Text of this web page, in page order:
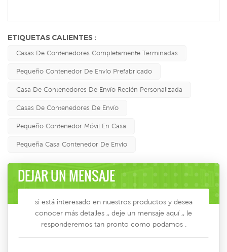
ETIQUETAS CALIENTES :
Casas De Contenedores Completamente Terminadas
Pequeño Contenedor De Envío Prefabricado
Casa De Contenedores De Envío Recién Personalizada
Casas De Contenedores De Envío
Pequeño Contenedor Móvil En Casa
Pequeña Casa Contenedor De Envío
DEJAR UN MENSAJE
si está interesado en nuestros productos y desea
conocer más detalles ,, deje un mensaje aquí ,, le
responderemos tan pronto como podamos .